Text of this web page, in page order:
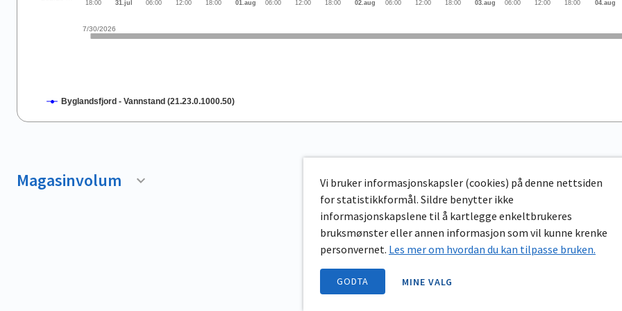
7/30/2026
Byglandsfjord - Vannstand (21.23.0.1000.50)
18:00 31.jul 06:00 12:00 18:00 01.aug 06:00 12:00 18:00 02.aug 06:00 12:00 18:00 03.aug 06:00 12:00 18:00 04.aug
End of interactive chart.
Magasinvolum
Vi bruker informasjonskapsler (cookies) på denne nettsiden
for statistikkformål. Sildre benytter ikke
informasjonskapslene til å kartlegge enkeltbrukeres
bruksmønster eller annen informasjon som vil kunne krenke
personvernet. Les mer om hvordan du kan tilpasse bruken.
GODTA MINE VALG